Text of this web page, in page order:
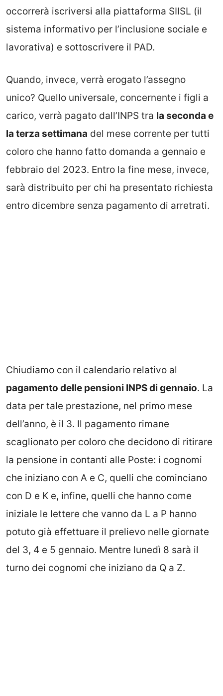
occorrerà iscriversi alla piattaforma SIISL (il
sistema informativo per l’inclusione sociale e
lavorativa) e sottoscrivere il PAD.
Quando, invece, verrà erogato l’assegno
unico? Quello universale, concernente i figli a
carico, verrà pagato dall’INPS tra la seconda e
la terza settimana del mese corrente per tutti
coloro che hanno fatto domanda a gennaio e
febbraio del 2023. Entro la fine mese, invece,
sarà distribuito per chi ha presentato richiesta
entro dicembre senza pagamento di arretrati.
Chiudiamo con il calendario relativo al
pagamento delle pensioni INPS di gennaio. La
data per tale prestazione, nel primo mese
dell’anno, è il 3. Il pagamento rimane
scaglionato per coloro che decidono di ritirare
la pensione in contanti alle Poste: i cognomi
che iniziano con A e C, quelli che cominciano
con D e K e, infine, quelli che hanno come
iniziale le lettere che vanno da L a P hanno
potuto già effettuare il prelievo nelle giornate
del 3, 4 e 5 gennaio. Mentre lunedì 8 sarà il
turno dei cognomi che iniziano da Q a Z.